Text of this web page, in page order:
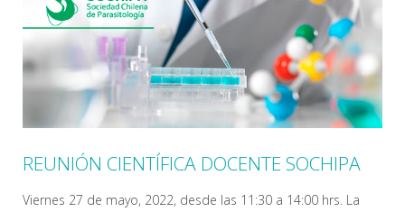
REUNIÓN CIENTÍFICA DOCENTE SOCHIPA
Viernes 27 de mayo, 2022, desde las 11:30 a 14:00 hrs. La